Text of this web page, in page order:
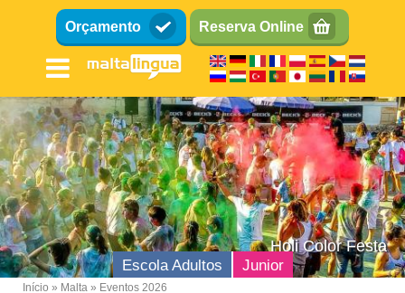
conteúdo
principal
Orçamento Reserva Online
Escola Adultos Junior
Holi Color Festa
Início Malta Eventos 2026